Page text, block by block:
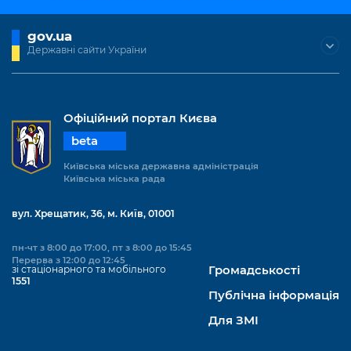
Kyiv International Relations
Річні звіти
Безбар'єрність
Київська міська військова адміністрація
Безбар'єрність
Міський застосунок Київ Цифровий
Важливе під час воєнного стану
Уряд» – місцевий рівень»
Важливе під час воєнного стану
Про відкриті дані
Портал даних Києва
gov.ua
Державні сайти України
Офіційний портал Києва
beta
Київська міська державна адміністрація
Київська міська рада
вул. Хрещатик, 36, м. Київ, 01001
пн-чт з 8:00 до 17:00, пт з 8:00 до 15:45
Перерва з 12:00 до 12:45
зі стаціонарного та мобільного
1551
Громадськості
Публічна інформація
Для ЗМІ